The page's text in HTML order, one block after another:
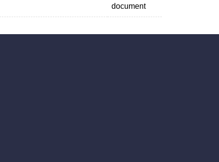
document